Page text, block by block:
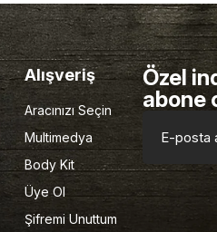
Alışveriş
Aracınızı Seçin
Multimedya
Body Kit
Üye Ol
Şifremi Unuttum
Özel
abone